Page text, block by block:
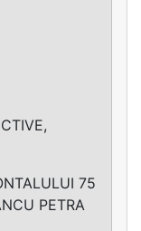
75
PETRA